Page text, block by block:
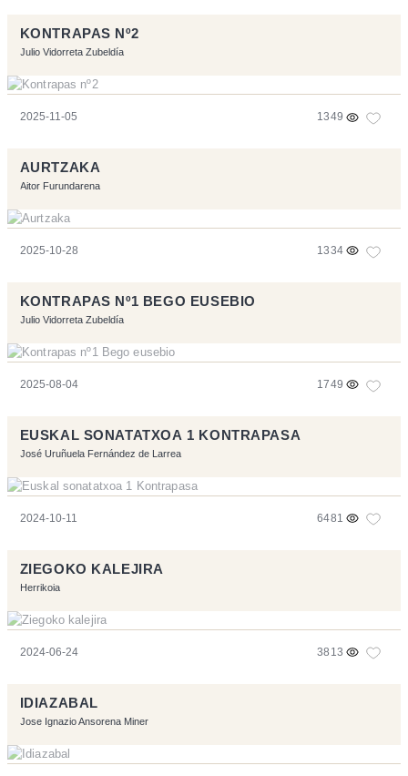
KONTRAPAS Nº2
Julio Vidorreta Zubeldía
2025-11-05 1349
AURTZAKA
Aitor Furundarena
2025-10-28 1334
KONTRAPAS Nº1 BEGO EUSEBIO
Julio Vidorreta Zubeldía
2025-08-04 1749
EUSKAL SONATATXOA 1 KONTRAPASA
José Uruñuela Fernández de Larrea
2024-10-11 6481
ZIEGOKO KALEJIRA
Herrikoia
2024-06-24 3813
IDIAZABAL
Jose Ignazio Ansorena Miner